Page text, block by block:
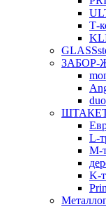
Т-
ЗАБОР-
L-
M-
K-